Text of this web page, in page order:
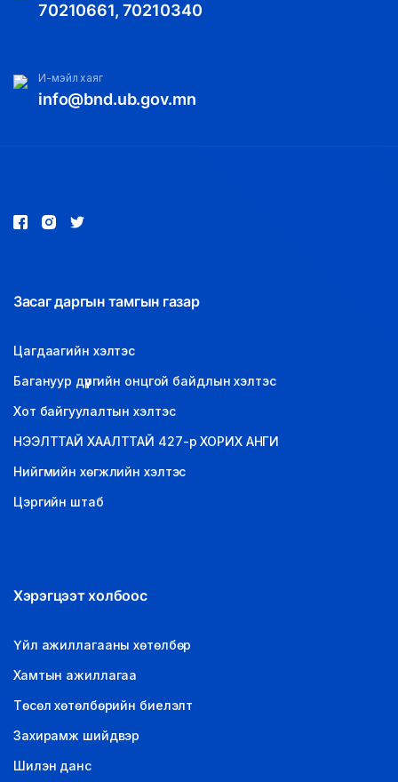
70210661, 70210340
И-мэйл хаяг
info@bnd.ub.gov.mn
Засаг даргын тамгын газар
Цагдаагийн хэлтэс
Багануур дүүргийн онцгой байдлын хэлтэс
Хот байгуулалтын хэлтэс
НЭЭЛТТАЙ ХААЛТТАЙ 427-р ХОРИХ АНГИ
Нийгмийн хөгжлийн хэлтэс
Цэргийн штаб
Хэрэгцээт холбоос
Үйл ажиллагааны хөтөлбөр
Хамтын ажиллагаа
Төсөл хөтөлбөрийн биелэлт
Захирамж шийдвэр
Шилэн данс